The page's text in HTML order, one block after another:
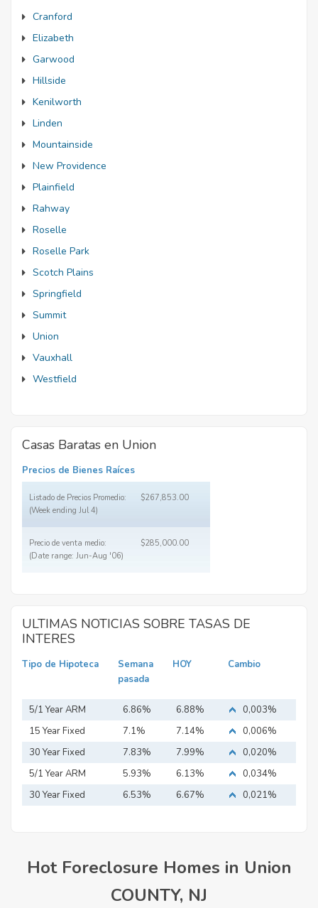
Cranford
Elizabeth
Garwood
Hillside
Kenilworth
Linden
Mountainside
New Providence
Plainfield
Rahway
Roselle
Roselle Park
Scotch Plains
Springfield
Summit
Union
Vauxhall
Westfield
Casas Baratas en Union
Precios de Bienes Raíces
Listado de Precios Promedio:
(Week ending Jul 4)
$267,853.00
Precio de venta medio:
(Date range: Jun-Aug '06)
$285,000.00
ULTIMAS NOTICIAS SOBRE TASAS DE
INTERES
Tipo de Hipoteca
Semana
pasada
HOY Cambio
5/1 Year ARM 6.86% 6.88%
0,003%
15 Year Fixed
Mortgage
7.1% 7.14%
0,006%
30 Year Fixed
Mortgage
7.83% 7.99%
0,020%
5/1 Year ARM
5.93% 6.13%
0,034%
30 Year Fixed
6.53% 6.67% 0,021%
Hot Foreclosure Homes in Union
COUNTY, NJ